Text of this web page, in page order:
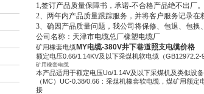
1,签订产品质量保障书，承诺-不合格产品绝不出厂。
2、两年内产品质量跟踪服务，并将客户服务记录在
3、确因产品质量问题，我公司将保修、包退、包换
公司名称：天津市电缆总厂橡塑电缆厂
矿用橡套电缆MY电缆-380V井下巷道照支电缆价格
额定电压0.66/1.14KV及以下采煤机软电缆（GB12972.2-
矿用橡套电缆
本产品适用于额定电压Uo/1.14V及以下采煤机及类似设
（MC）UC-0.38/0.66：采煤机橡套软电缆，煤矿用额
接